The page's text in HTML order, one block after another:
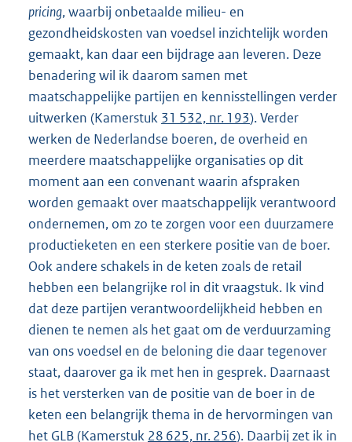
pricing, waarbij onbetaalde milieu- en
gezondheidskosten van voedsel inzichtelijk worden
gemaakt, kan daar een bijdrage aan leveren. Deze
benadering wil ik daarom samen met
maatschappelijke partijen en kennisstellingen verder
uitwerken (Kamerstuk 31 532, nr. 193). Verder
werken de Nederlandse boeren, de overheid en
meerdere maatschappelijke organisaties op dit
moment aan een convenant waarin afspraken
worden gemaakt over maatschappelijk verantwoord
ondernemen, om zo te zorgen voor een duurzamere
productieketen en een sterkere positie van de boer.
Ook andere schakels in de keten zoals de retail
hebben een belangrijke rol in dit vraagstuk. Ik vind
dat deze partijen verantwoordelijkheid hebben en
dienen te nemen als het gaat om de verduurzaming
van ons voedsel en de beloning die daar tegenover
staat, daarover ga ik met hen in gesprek. Daarnaast
is het versterken van de positie van de boer in de
keten een belangrijk thema in de hervormingen van
het GLB (Kamerstuk 28 625, nr. 256). Daarbij zet ik in